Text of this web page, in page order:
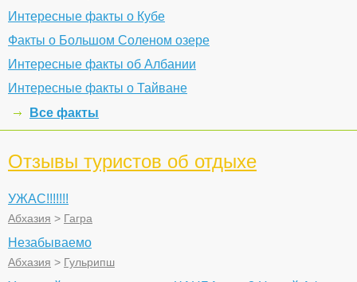
Интересные факты о Кубе
Факты о Большом Соленом озере
Интересные факты об Албании
Интересные факты о Тайване
Все факты
Отзывы туристов об отдыхе
УЖАС!!!!!!!
Абхазия > Гагра
Незабываемо
Абхазия > Гульрипш